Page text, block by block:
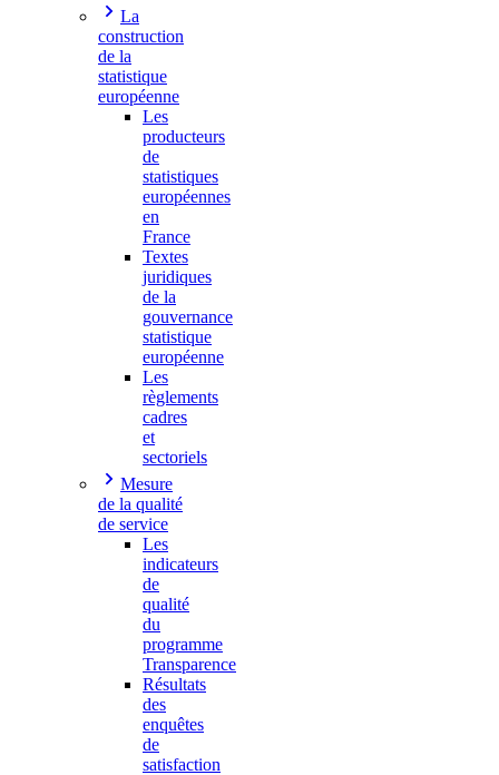
La
construction
de la
statistique
européenne
Les
producteurs
de
statistiques
européennes
en
France
Textes
juridiques
de la
gouvernance
statistique
européenne
Les
règlements
cadres
et
sectoriels
Mesure
de la qualité
de service
Les
indicateurs
de
qualité
du
programme
Transparence
Résultats
des
enquêtes
de
satisfaction